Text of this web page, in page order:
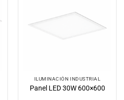
ILUMINACIÓN INDUSTRIAL
Panel LED 30W 600×600